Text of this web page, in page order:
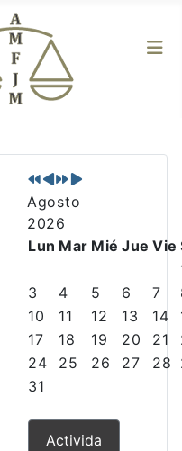
P
r
e
v
u
s
Y
e
a
P
e
s
o
n
h
N
x
t
a
r
N
t
M
t
h
Agosto
2026
Lun Mar Mié Jue Vie
3
4 5 6 7
10
11 12 13 14
17
18 19 20 21
24
25 26 27 28
31
Activida